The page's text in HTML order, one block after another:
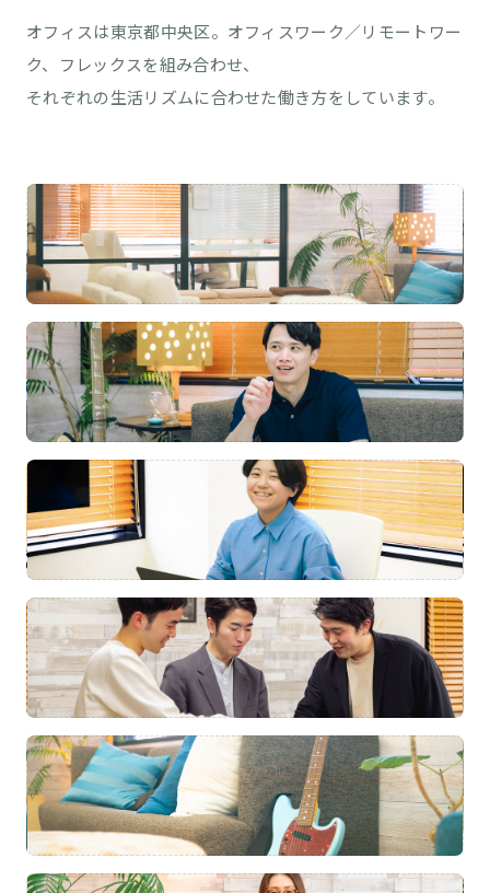
オフィスは東京都中央区。オフィスワーク／リモートワー
ク、フレックスを組み合わせ、
それぞれの生活リズムに合わせた働き方をしています。